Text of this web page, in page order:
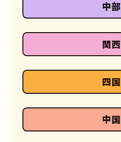
中部
関西
四国
中国